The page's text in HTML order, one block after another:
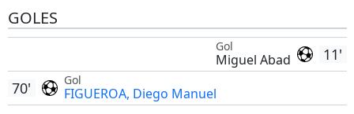
GOLES
11'
Gol
Miguel Abad
Gol
FIGUEROA, Diego Manuel
70'